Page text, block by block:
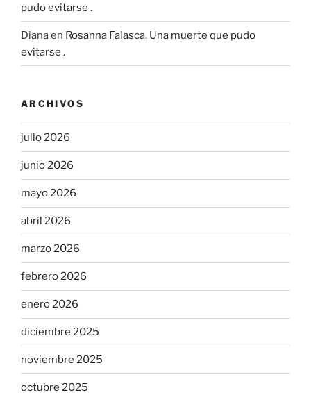
pudo evitarse .
Dianaen Rosanna Falasca. Una muerte que pudo
evitarse .
ARCHIVOS
julio 2026
junio 2026
mayo 2026
abril 2026
marzo 2026
febrero 2026
enero 2026
diciembre 2025
noviembre 2025
octubre 2025